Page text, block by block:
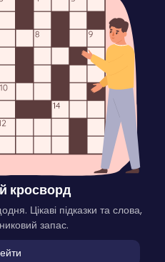
кросворд
Цікаві підказки та слова,
запас.